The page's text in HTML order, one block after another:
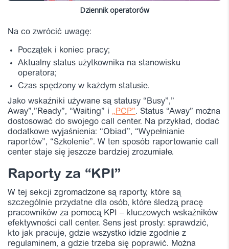
Dziennik operatorów
Na co zwrócić uwagę:
Początek i koniec pracy;
Aktualny status użytkownika na stanowisku
operatora;
Czas spędzony w każdym statusie.
Jako wskaźniki używane są statusy “Busy”,”
Away”,”Ready”, “Waiting” i „PCP”. Status “Away” można
dostosować do swojego call center. Na przykład, dodać
dodatkowe wyjaśnienia: “Obiad”, “Wypełnianie
raportów”, “Szkolenie”. W ten sposób raportowanie call
center staje się jeszcze bardziej zrozumiałe.
Raporty za “KPI”
W tej sekcji zgromadzone są raporty, które są
szczególnie przydatne dla osób, które śledzą pracę
pracowników za pomocą KPI – kluczowych wskaźników
efektywności call center. Sens jest prosty: sprawdzić,
kto jak pracuje, gdzie wszystko idzie zgodnie z
regulaminem, a gdzie trzeba się poprawić. Można